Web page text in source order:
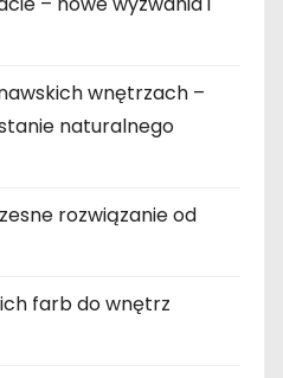
wnętrzach –
naturalnego
rozwiązanie od
farb do wnętrz